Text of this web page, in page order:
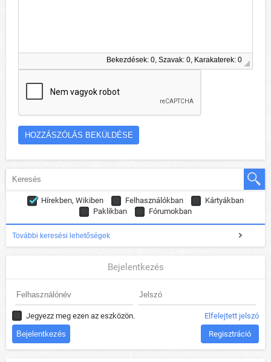
Bekezdések: 0, Szavak: 0, Karakaterek: 0
Hírekben, Wikiben Felhasználókban
Kártyákban
Paklikban
Fórumokban
További keresési lehetőségek
Bejelentkezés
Jegyezz meg ezen az eszközön. Elfelejtett jelszó
Regisztráció